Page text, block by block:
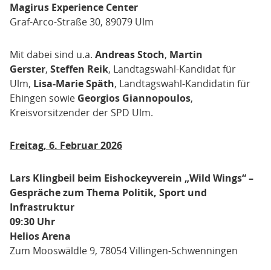
Magirus Experience Center
Graf-Arco-Straße 30, 89079 Ulm
Mit dabei sind u.a. Andreas Stoch, Martin
Gerster, Steffen Reik, Landtagswahl-Kandidat für
Ulm, Lisa-Marie Späth, Landtagswahl-Kandidatin für
Ehingen sowie Georgios Giannopoulos,
Kreisvorsitzender der SPD Ulm.
Freitag, 6. Februar 2026
Lars Klingbeil beim Eishockeyverein „Wild Wings“ –
Gespräche zum Thema Politik, Sport und
Infrastruktur
09:30 Uhr
Helios Arena
Zum Mooswäldle 9, 78054 Villingen-Schwenningen